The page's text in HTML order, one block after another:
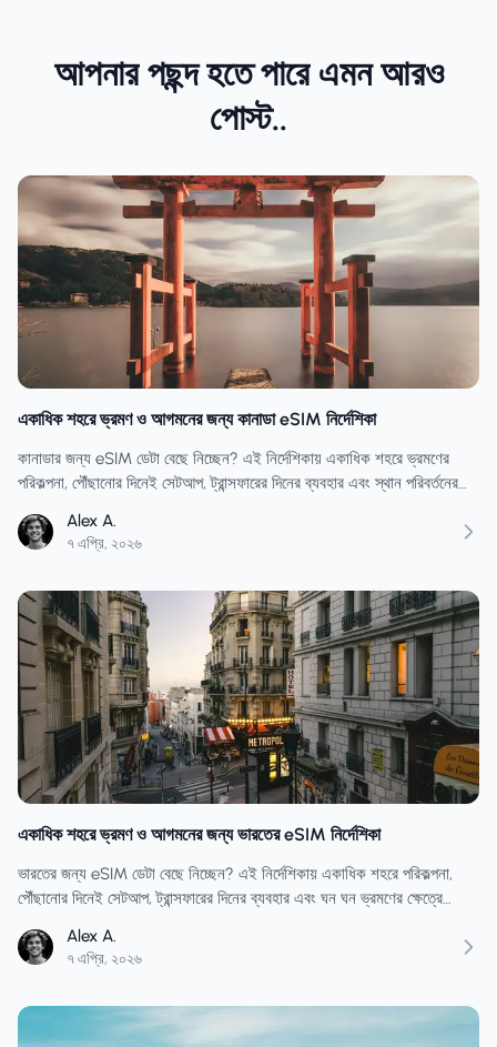
আপনার পছন্দ হতে পারে এমন আরও
পোস্ট..
একাধিক শহরে ভ্রমণ ও আগমনের জন্য কানাডা eSIM নির্দেশিকা
কানাডার জন্য eSIM ডেটা বেছে নিচ্ছেন? এই নির্দেশিকায় একাধিক শহরে ভ্রমণের
পরিকল্পনা, পৌঁছানোর দিনেই সেটআপ, ট্রান্সফারের দিনের ব্যবহার এবং স্থান পরিবর্তনের
Alex A.
৭ এপ্রি, ২০২৬
একাধিক শহরে ভ্রমণ ও আগমনের জন্য ভারতের eSIM নির্দেশিকা
ভারতের জন্য eSIM ডেটা বেছে নিচ্ছেন? এই নির্দেশিকায় একাধিক শহরে পরিকল্পনা,
পৌঁছানোর দিনেই সেটআপ, ট্রান্সফারের দিনের ব্যবহার এবং ঘন ঘন ভ্রমণের ক্ষেত্রে
Alex A.
৭ এপ্রি, ২০২৬